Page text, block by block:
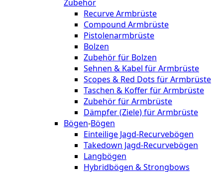
Zubehör
Recurve Armbrüste
Compound Armbrüste
Pistolenarmbrüste
Bolzen
Zubehör für Bolzen
Sehnen & Kabel für Armbrüste
Scopes & Red Dots für Armbrüste
Taschen & Koffer für Armbrüste
Zubehör für Armbrüste
Dämpfer (Ziele) für Armbrüste
Bögen-Bögen
Einteilige Jagd-Recurvebögen
Takedown Jagd-Recurvebögen
Langbögen
Hybridbögen & Strongbows